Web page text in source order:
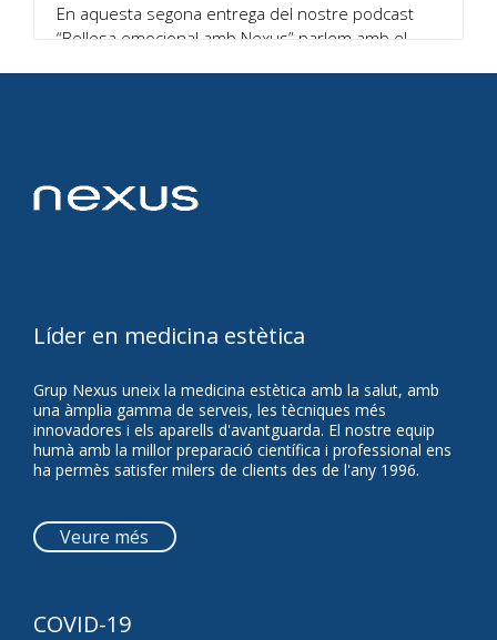
En aquesta segona entrega del nostre podcast
“Bellesa emocional amb Nexus” parlem amb el
Facebook
TwitterLinkedIn
Líder en medicina estètica
Grup Nexus uneix la medicina estètica amb la salut, amb
una àmplia gamma de serveis, les tècniques més
innovadores i els aparells d'avantguarda. El nostre equip
humà amb la millor preparació científica i professional ens
ha permès satisfer milers de clients des de l'any 1996.
Veure més
COVID-19